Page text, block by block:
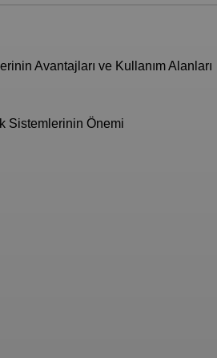
Avantajları ve Kullanım Alanları
Sistemlerinin Önemi